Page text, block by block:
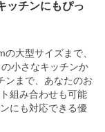
ッチンにもぴっ
大型サイズまで、
小さなキッチンか
ンまで、あなたのお
組み合わせも可能
にも対応できる優